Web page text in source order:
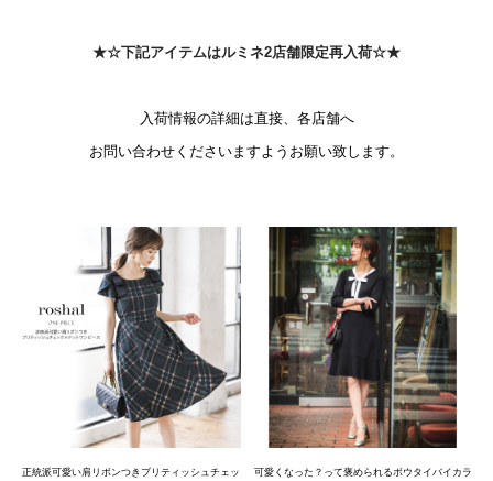
★☆下記アイテムはルミネ2店舗限定再入荷☆★
入荷情報の詳細は直接、各店舗へ
お問い合わせくださいますようお願い致します。
正統派可愛い肩リボンつきブリティッシュチェッ
可愛くなった？って褒められるボウタイバイカラ